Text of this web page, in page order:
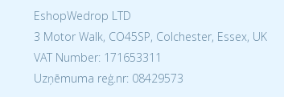
EshopWedrop LTD
3 Motor Walk, CO45SP, Colchester, Essex, UK
VAT Number: 171653311
Uzņēmuma reģ.nr: 08429573